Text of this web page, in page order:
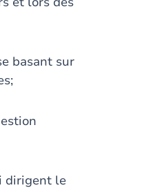
basant sur
dirigent le